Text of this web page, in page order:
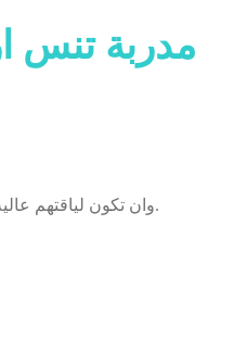
مدربة تنس
وان تكون لياقتهم عاليه و عندهم المهارة لتدريب الأطفال ( اعمار ٦ إلى ١٢ سنه ) و الكبار ( اكبر من ١٢ سنه ).